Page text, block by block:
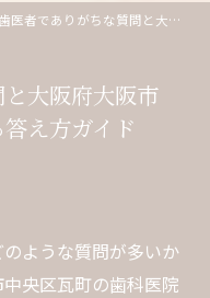
医者でありがちな質問と大阪府大阪市中央区瓦町で安心できる答え方ガイド
大阪府大阪市
え方ガイド
ような質問が多いか
央区瓦町の歯科医院